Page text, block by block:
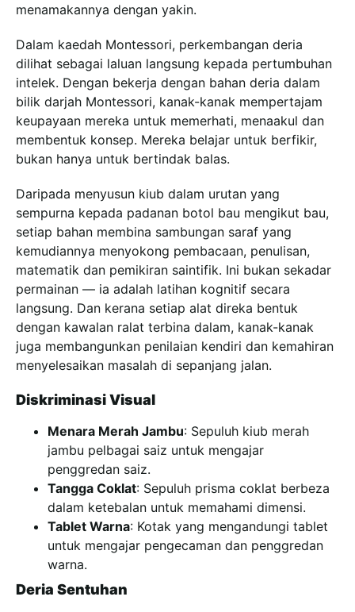
menamakannya dengan yakin.
Dalam kaedah Montessori, perkembangan deria
dilihat sebagai laluan langsung kepada pertumbuhan
intelek. Dengan bekerja dengan bahan deria dalam
bilik darjah Montessori, kanak-kanak mempertajam
keupayaan mereka untuk memerhati, menaakul dan
membentuk konsep. Mereka belajar untuk berfikir,
bukan hanya untuk bertindak balas.
Daripada menyusun kiub dalam urutan yang
sempurna kepada padanan botol bau mengikut bau,
setiap bahan membina sambungan saraf yang
kemudiannya menyokong pembacaan, penulisan,
matematik dan pemikiran saintifik. Ini bukan sekadar
permainan — ia adalah latihan kognitif secara
langsung. Dan kerana setiap alat direka bentuk
dengan kawalan ralat terbina dalam, kanak-kanak
juga membangunkan penilaian kendiri dan kemahiran
menyelesaikan masalah di sepanjang jalan.
Diskriminasi Visual
Menara Merah Jambu: Sepuluh kiub merah
jambu pelbagai saiz untuk mengajar
penggredan saiz.
Tangga Coklat: Sepuluh prisma coklat berbeza
dalam ketebalan untuk memahami dimensi.
Tablet Warna: Kotak yang mengandungi tablet
untuk mengajar pengecaman dan penggredan
warna.
Deria Sentuhan